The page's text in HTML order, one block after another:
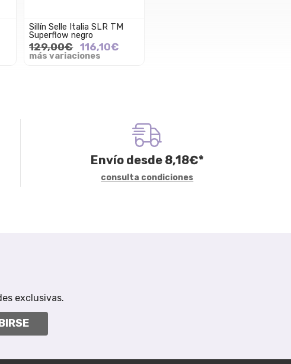
Sillín Selle Italia SLR TM
Superflow negro
129,00€ 116,10€
más variaciones
Envío desde 8,18€*
consulta condiciones
exclusivas.